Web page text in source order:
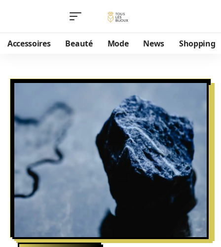
Accessoires Beauté Mode News Shopping